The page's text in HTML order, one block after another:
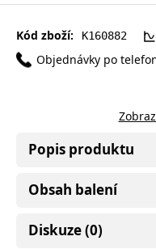
Kód zboží: K160882
Objednávky po
Popis produktu
Obsah balení
Diskuze (0)